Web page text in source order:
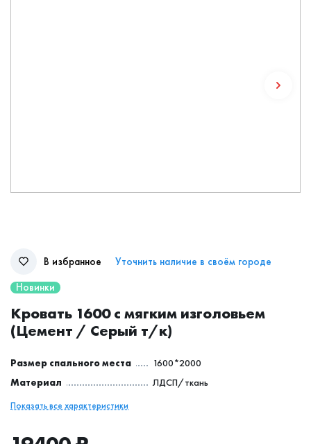
В избранное
Уточнить наличие в своём городе
Новинки
Кровать 1600 с мягким изголовьем
(Цемент / Серый т/к)
Размер спального места
1600*2000
Материал
ЛДСП/ткань
Показать все характеристики